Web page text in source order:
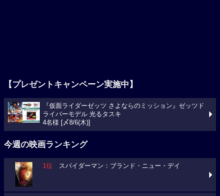
【プレゼントキャンペーン実施中】
『仮面ライダーゼッツ さよならのミッション』ゼッツド
ライバーモデル 光るタスキ
4名様 [〆8/6(木)]
今週の映画ランキング
1位 スパイダーマン：ブランド・ニュー・デイ